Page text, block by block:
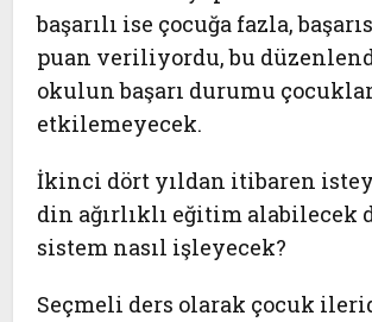
başarılı ise çocuğa fazla,
puan veriliyordu, bu
okulun başarı durumu
etkilemeyecek.
İkinci dört yıldan itibaren
din ağırlıklı eğitim alabilecek
sistem nasıl işleyecek?
Seçmeli ders olarak çocuk